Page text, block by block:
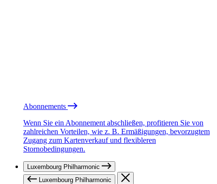
Abonnements
Wenn Sie ein Abonnement abschließen, profitieren Sie von
zahlreichen Vorteilen, wie z. B. Ermäßigungen, bevorzugtem
Zugang zum Kartenverkauf und flexibleren
Stornobedingungen.
Luxembourg Philharmonic
Luxembourg Philharmonic